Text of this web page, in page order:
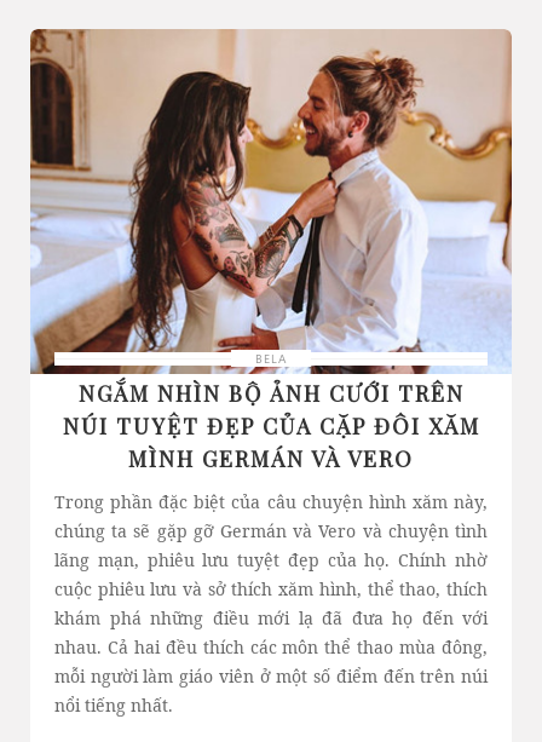
BELA
NGẮM NHÌN BỘ ẢNH CƯỚI TRÊN
NÚI TUYỆT ĐẸP CỦA CẶP ĐÔI XĂM
MÌNH GERMÁN VÀ VERO
Trong phần đặc biệt của câu chuyện hình xăm này,
chúng ta sẽ gặp gỡ Germán và Vero và chuyện tình
lãng mạn, phiêu lưu tuyệt đẹp của họ. Chính nhờ
cuộc phiêu lưu và sở thích xăm hình, thể thao, thích
khám phá những điều mới lạ đã đưa họ đến với
nhau. Cả hai đều thích các môn thể thao mùa đông,
mỗi người làm giáo viên ở một số điểm đến trên núi
nổi tiếng nhất.